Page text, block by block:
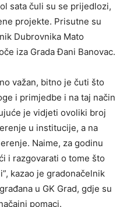
sata čuli su se prijedlozi,
projekte. Prisutne su
Dubrovnika Mato
iza Grada Đani Banovac.
važan, bitno je čuti što
i primjedbe i na taj način
je vidjeti ovoliki broj
u institucije, a na
Naime, za godinu
i razgovarati o tome što
kazao je gradonačelnik
u GK Grad, gdje su
pomaci.